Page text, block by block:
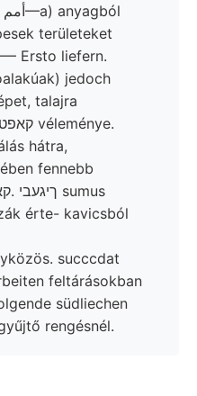
területeket
Ersto liefern.
jedoch
talajra
homokkövekre, 257. קאפטע véleménye.
hátra,
fennebb
érte- kavicsból
succcdat
südliechen
rengésnél.